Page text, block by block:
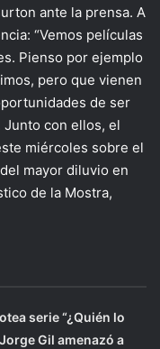
ante la prensa. A
“Vemos películas
Pienso por ejemplo
pero que vienen
de ser
Junto con ellos, el
miércoles sobre el
mayor diluvio en
de la Mostra,
serie “¿Quién lo
Gil amenazó a